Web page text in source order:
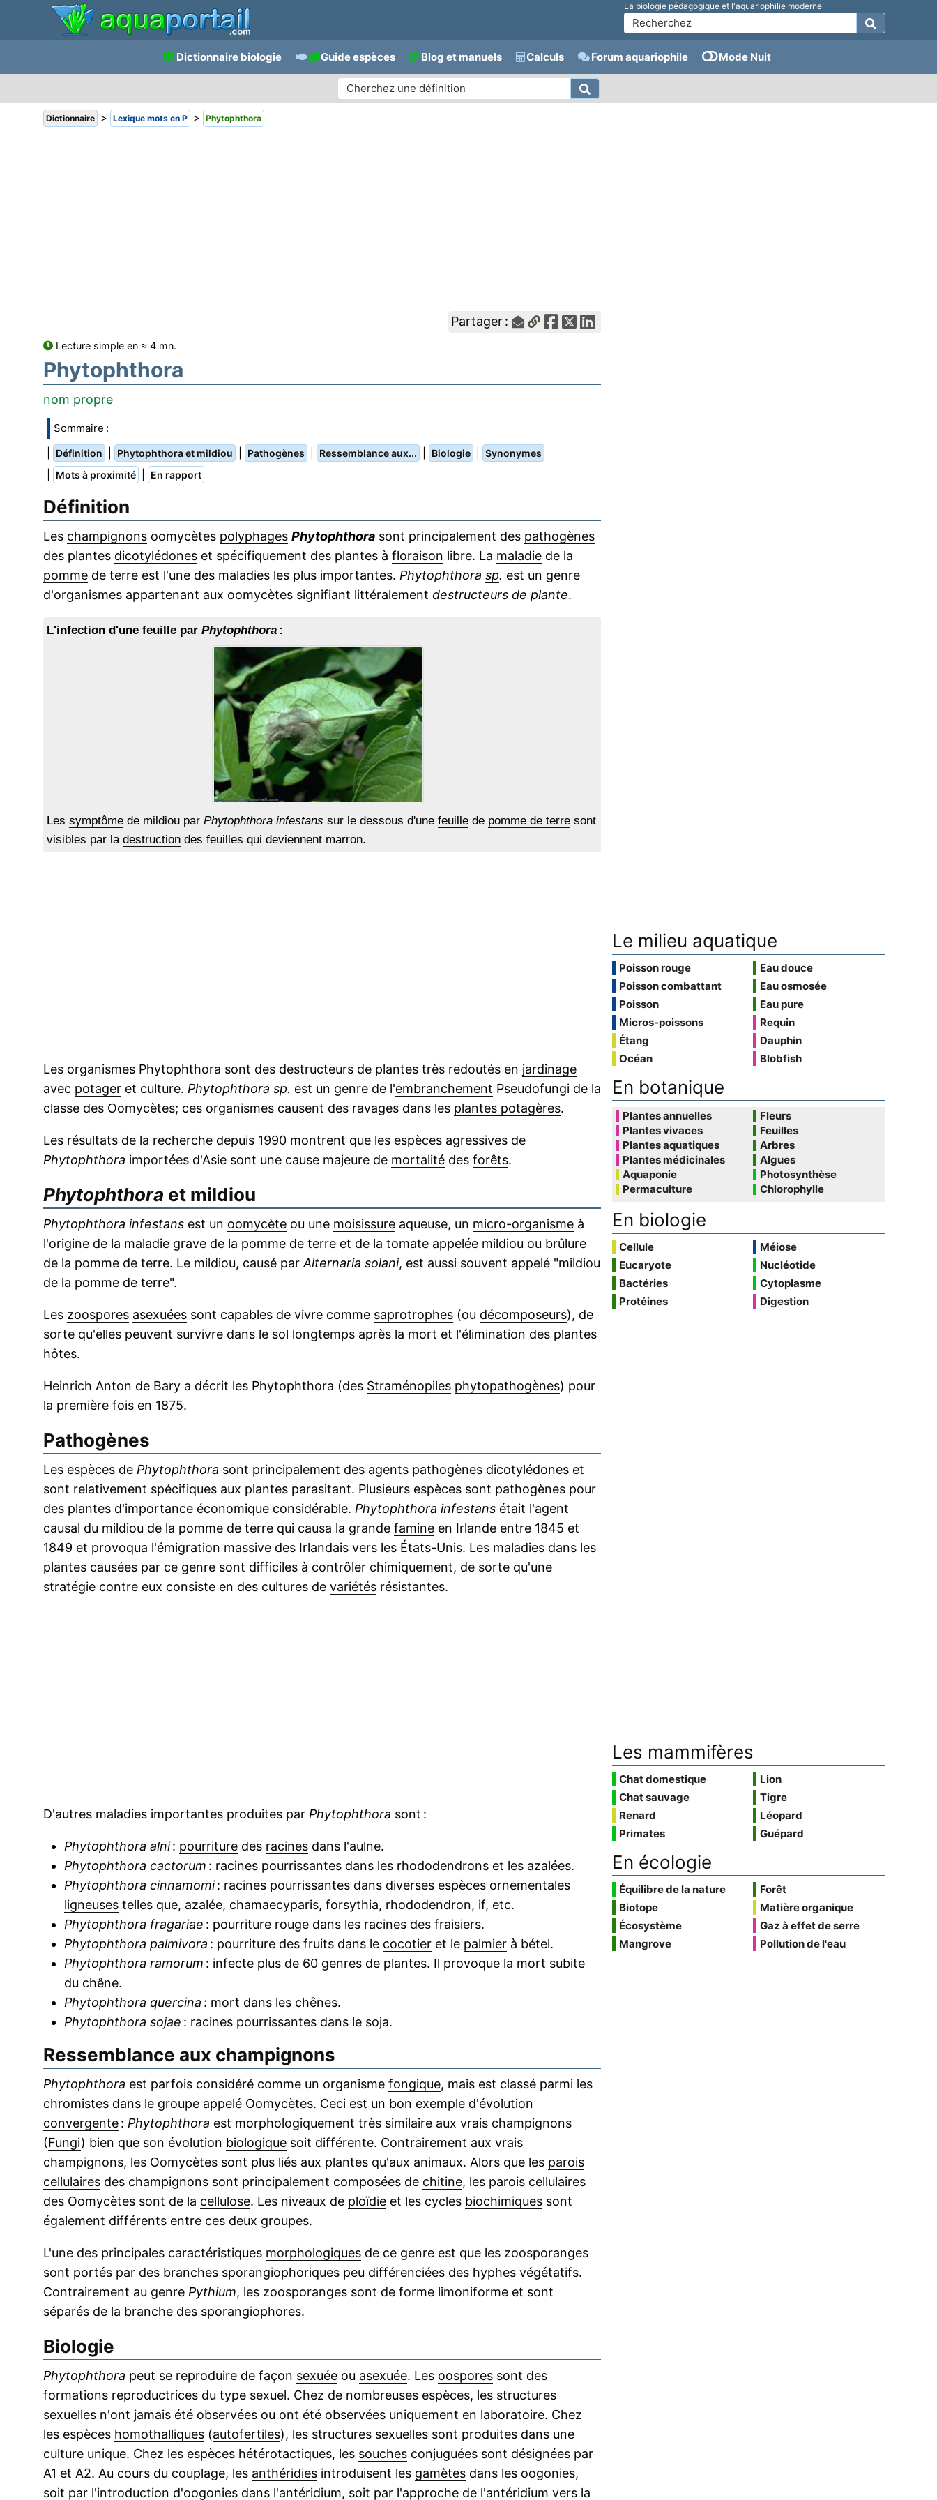
La biologie pédagogique et l'aquariophilie moderne
Dictionnaire biologie Guide espèces Blog et manuels Calculs Forum aquariophile Mode Nuit
Dictionnaire > Lexique mots en P > Phytophthora
Partager :
Lecture simple en ≈ 4 mn.
Phytophthora
nom propre
Sommaire :
Définition Phytophthora et mildiou Pathogènes Ressemblance aux... Biologie Synonymes
Mots à proximité En rapport
Définition
Les champignons oomycètes polyphages Phytophthora sont principalement des pathogènes
des plantes dicotylédones et spécifiquement des plantes à floraison libre. La maladie de la
pomme de terre est l'une des maladies les plus importantes. Phytophthora sp. est un genre
d'organismes appartenant aux oomycètes signifiant littéralement destructeurs de plante.
L'infection d'une feuille par Phytophthora :
Les symptôme de mildiou par Phytophthora infestans sur le dessous d'une feuille de pomme de terre sont
visibles par la destruction des feuilles qui deviennent marron.
Les organismes Phytophthora sont des destructeurs de plantes très redoutés en jardinage
avec potager et culture. Phytophthora sp. est un genre de l'embranchement Pseudofungi de la
classe des Oomycètes; ces organismes causent des ravages dans les plantes potagères.
Les résultats de la recherche depuis 1990 montrent que les espèces agressives de
Phytophthora importées d'Asie sont une cause majeure de mortalité des forêts.
Phytophthora et mildiou
Phytophthora infestans est un oomycète ou une moisissure aqueuse, un micro-organisme à
l'origine de la maladie grave de la pomme de terre et de la tomate appelée mildiou ou brûlure
de la pomme de terre. Le mildiou, causé parAlternaria solani, est aussi souvent appelé "mildiou
de la pomme de terre".
Les zoospores asexuées sont capables de vivre comme saprotrophes (ou décomposeurs), de
sorte qu'elles peuvent survivre dans le sol longtemps après la mort et l'élimination des plantes
hôtes.
Heinrich Anton de Bary a décrit les Phytophthora (des Straménopiles phytopathogènes) pour
la première fois en 1875.
Pathogènes
Les espèces de Phytophthora sont principalement des agents pathogènes dicotylédones et
sont relativement spécifiques aux plantes parasitant. Plusieurs espèces sont pathogènes pour
des plantes d'importance économique considérable. Phytophthora infestans était l'agent
causal du mildiou de la pomme de terre qui causa la grande famine en Irlande entre 1845 et
1849 et provoqua l'émigration massive des Irlandais vers les États-Unis. Les maladies dans les
plantes causées par ce genre sont difficiles à contrôler chimiquement, de sorte qu'une
stratégie contre eux consiste en des cultures de variétés résistantes.
D'autres maladies importantes produites par Phytophthora sont :
Phytophthora alni: pourriture des racines dans l'aulne.
Phytophthora cactorum : racines pourrissantes dans les rhododendrons et les azalées.
Phytophthora cinnamomi: racines pourrissantes dans diverses espèces ornementales
ligneuses telles que, azalée, chamaecyparis, forsythia, rhododendron, if, etc.
Phytophthora fragariae : pourriture rouge dans les racines des fraisiers.
Phytophthora palmivora : pourriture des fruits dans le cocotier et le palmier à bétel.
Phytophthora ramorum : infecte plus de 60 genres de plantes. Il provoque la mort subite
du chêne.
Phytophthora quercina : mort dans les chênes.
Phytophthora sojae : racines pourrissantes dans le soja.
Ressemblance aux champignons
Phytophthora est parfois considéré comme un organisme fongique, mais est classé parmi les
chromistes dans le groupe appelé Oomycètes. Ceci est un bon exemple d'évolution
convergente: Phytophthora est morphologiquement très similaire aux vrais champignons
(Fungi) bien que son évolution biologique soit différente. Contrairement aux vrais
champignons, les Oomycètes sont plus liés aux plantes qu'aux animaux. Alors que les parois
cellulaires des champignons sont principalement composées de chitine, les parois cellulaires
des Oomycètes sont de la cellulose. Les niveaux de ploïdie et les cycles biochimiques sont
également différents entre ces deux groupes.
L'une des principales caractéristiques morphologiques de ce genre est que les zoosporanges
sont portés par des branches sporangiophoriques peu différenciées des hyphes végétatifs.
Contrairement au genre Pythium, les zoosporanges sont de forme limoniforme et sont
séparés de la branche des sporangiophores.
Biologie
Phytophthora peut se reproduire de façon sexuée ou asexuée. Les oospores sont des
formations reproductrices du type sexuel. Chez de nombreuses espèces, les structures
sexuelles n'ont jamais été observées ou ont été observées uniquement en laboratoire. Chez
les espèces homothalliques (autofertiles), les structures sexuelles sont produites dans une
culture unique. Chez les espèces hétérotactiques, les souches conjuguées sont désignées par
A1 et A2. Au cours du couplage, les anthéridies introduisent les gamètes dans les oogonies,
soit par l'introduction d'oogonies dans l'antéridium, soit par l'approche de l'antéridium vers la
Le milieu aquatique
Poisson rouge
Poisson combattant
Poisson
Micros-poissons
Étang
Océan
Eau douce
Eau osmosée
Eau pure
Requin
Dauphin
Blobfish
En botanique
Plantes annuelles
Plantes vivaces
Plantes aquatiques
Plantes médicinales
Aquaponie
Permaculture
Fleurs
Feuilles
Arbres
Algues
Photosynthèse
Chlorophylle
En biologie
Cellule
Eucaryote
Bactéries
Protéines
Méiose
Nucléotide
Cytoplasme
Digestion
Les mammifères
Chat domestique
Chat sauvage
Renard
Primates
Lion
Tigre
Léopard
Guépard
En écologie
Équilibre de la nature
Biotope
Écosystème
Mangrove
Forêt
Matière organique
Gaz à effet de serre
Pollution de l'eau